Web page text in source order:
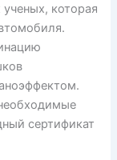
которая
сертификат